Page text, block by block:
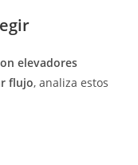
elevadores
flujo, analiza estos